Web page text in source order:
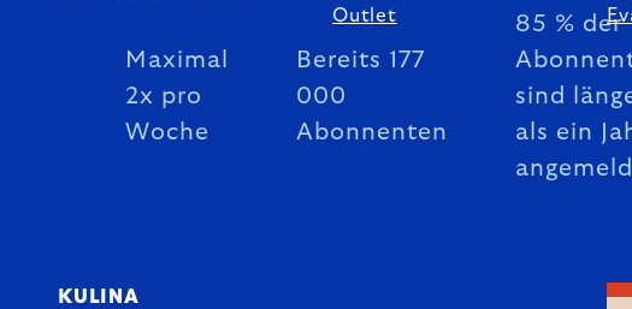
Maximal
2x pro
Woche
Bereits 177
000
Abonnenten
85 % der
sind
als ein
Outlet
KULINA